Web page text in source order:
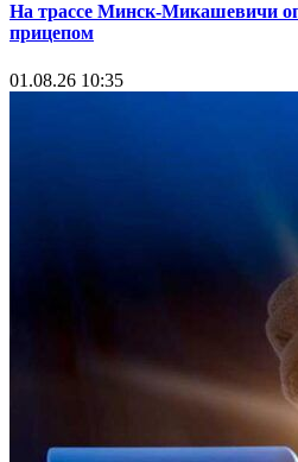
На трассе Минск-Микашевичи
прицепом
01.08.26 10:35